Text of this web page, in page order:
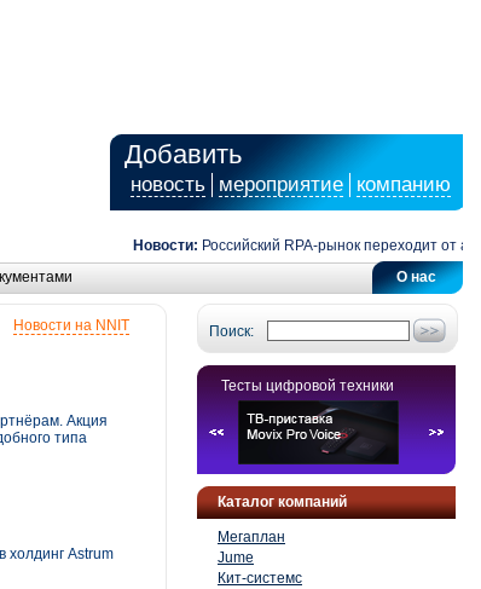
Добавить
новость мероприятие компанию
Новости: Российский RPA-рынок переходит от
О нас
Поиск:
Тесты цифровой техники
Каталог компаний
Мегаплан
Jume
Кит-системс
Новости на NNIT
Акция
типа
холдинг Astrum